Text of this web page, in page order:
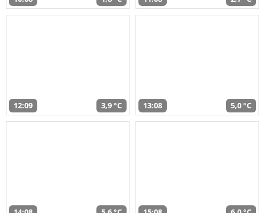
12:09 3,9 °C 13:08 5,0 °C